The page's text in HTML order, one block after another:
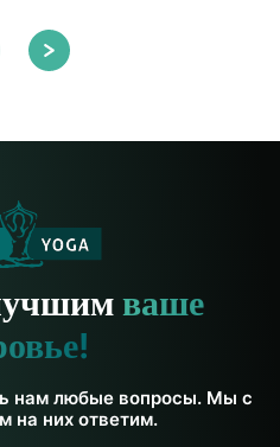
ваше
нам любые вопросы. Мы с
на них ответим.